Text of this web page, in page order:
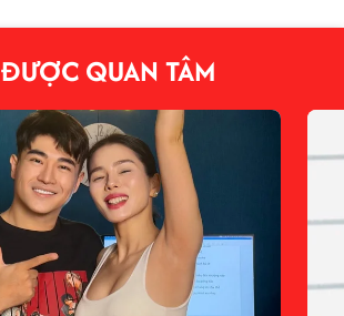
ĐƯỢC QUAN TÂM